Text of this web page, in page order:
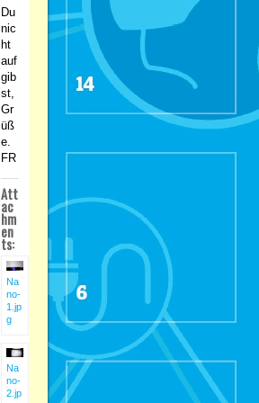
Du
nic
ht
auf
gib
st,
Gr
üß
e.
FR
Att
ac
hm
en
ts:
Na
no-
1.jp
g
Na
no-
2.jp